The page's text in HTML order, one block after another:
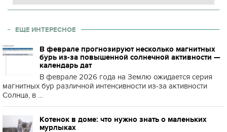
ЕЩЕ ИНТЕРЕСНОЕ
В феврале прогнозируют несколько магнитных
бурь из-за повышенной солнечной активности —
календарь дат
В феврале 2026 года на Землю ожидается серия
магнитных бур различной интенсивности из-за активности
Солнца, в ...
Котенок в доме: что нужно знать о маленьких
мурлыках